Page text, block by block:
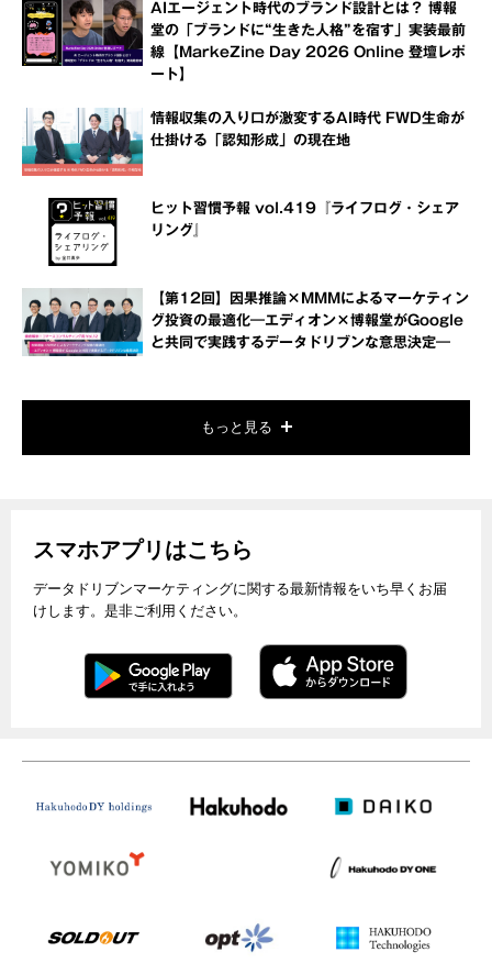
AIエージェント時代のブランド設計とは？ 博報
堂の「ブランドに“生きた人格”を宿す」実装最前
線【MarkeZine Day 2026 Online 登壇レポ
ート】
情報収集の入り口が激変するAI時代 FWD生命が
仕掛ける「認知形成」の現在地
ヒット習慣予報 vol.419『ライフログ・シェア
リング』
【第12回】因果推論×MMMによるマーケティン
グ投資の最適化―エディオン×博報堂がGoogle
と共同で実践するデータドリブンな意思決定―
もっと見る
スマホアプリはこちら
データドリブンマーケティングに関する最新情報をいち早くお届
けします。是非ご利用ください。